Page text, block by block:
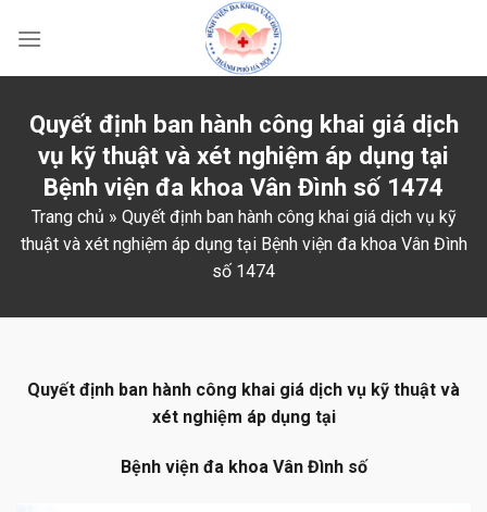
Quyết định ban hành công khai giá dịch
vụ kỹ thuật và xét nghiệm áp dụng tại
Bệnh viện đa khoa Vân Đình số 1474
Trang chủ » Quyết định ban hành công khai giá dịch vụ kỹ
thuật và xét nghiệm áp dụng tại Bệnh viện đa khoa Vân Đình
số 1474
Quyết định ban hành công khai giá dịch vụ kỹ thuật và
xét nghiệm áp dụng tại
Bệnh viện đa khoa Vân Đình số